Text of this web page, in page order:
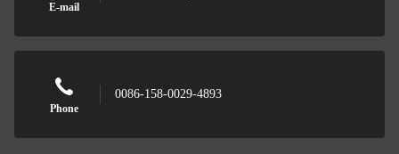
E-mail
Phone
0086-158-0029-4893